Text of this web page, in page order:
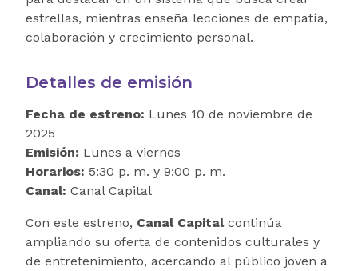
estrellas, mientras enseña lecciones de empatía,
colaboración y crecimiento personal.
Detalles de emisión
Fecha de estreno: Lunes 10 de noviembre de
2025
Emisión: Lunes a viernes
Horarios: 5:30 p. m. y 9:00 p. m.
Canal: Canal Capital
Con este estreno, Canal Capitalcontinúa
ampliando su oferta de contenidos culturales y
de entretenimiento, acercando al público joven a